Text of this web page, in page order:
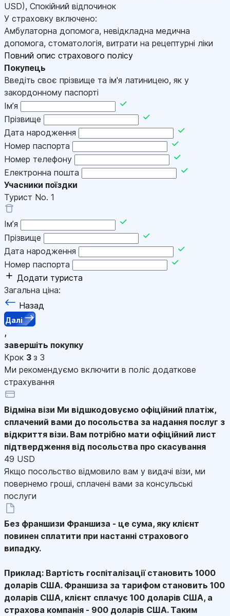
USD), Спокійний відпочинок
У страховку включено:
Амбулаторна допомога, невідкладна медична
допомога, стоматологія, витрати на рецептурні ліки
Повний опис страхового полісу
Покупець
Введіть своє прізвище та ім'я латиницею, як у
закордонному паспорті
Імʼя
Прізвище
Дата народження
Номер паспорта
Номер телефону
Електронна пошта
Учасники поїздки
Турист No. 1
Імʼя
Прізвище
Дата народження
Номер паспорта
Додати туриста
Загальна ціна:
Назад
Далі
,
завершіть покупку
Крок 3 з 3
Ми рекомендуємо включити в поліс додаткове
страхування
Відміна візи Ми відшкодовуємо офіційний платіж,
сплачений вами до посольства за надання послуг з
відкриття візи. Вам потрібно мати офіційний лист
підтвердження від посольства про скасування
49 USD
Якщо посольство відмовило вам у видачі візи, ми
повернемо гроші, сплачені вами за консульські
послуги
Без франшизи Франшиза - це сума, яку клієнт
повинен сплатити при настанні страхового
випадку.
Приклад: Вартість госпіталізації становить 1000
доларів США. Франшиза за тарифом становить 100
доларів США, клієнт сплачує 100 доларів США, а
страхова компанія - 900 доларів США. Таким